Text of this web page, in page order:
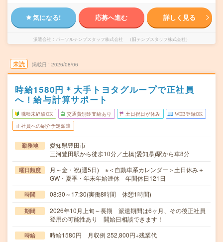
気になる! 応募へ進む 詳しく見る
派遣会社 パーソルテンプスタッフ株式会社 （旧テンプスタッフ株式会社）
未読 掲載日 2026/08/06
時給1580円＊大手トヨタグループで正社員
へ！給与計算サポート
職種未経験OK 交通費別途支給あり 土日祝日が休み WEB登録OK
正社員への紹介予定派遣
勤務地
愛知県豊田市
三河豊田駅から徒歩10分／土橋(愛知県)駅から車8分
曜日頻度
月～金・祝(週5日) ※＜自動車系カレンダー＞土日休み＋
GW・夏季・年末年始連休 年間休日121日
時間 08:30～17:30(実働8時間 休憩1時間)
期間
2026年10月上旬～長期 派遣期間は6ヶ月、その後正社員
登用の可能性あり 開始日相談できます！
時給 時給1580円 月収例 252,800円+残業代